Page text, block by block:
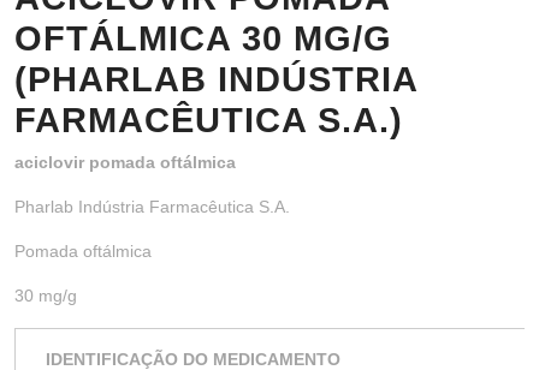
OFTÁLMICA 30 MG/G
(PHARLAB INDÚSTRIA
FARMACÊUTICA S.A.)
aciclovir pomada oftálmica
Pharlab Indústria Farmacêutica S.A.
Pomada oftálmica
30 mg/g
IDENTIFICAÇÃO DO MEDICAMENTO